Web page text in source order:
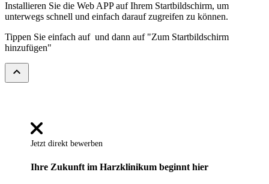
Installieren Sie die Web APP auf Ihrem Startbildschirm, um
unterwegs schnell und einfach darauf zugreifen zu können.
Tippen Sie einfach auf und dann auf "Zum Startbildschirm
hinzufügen"
expand_less
Jetzt direkt bewerben
Ihre Zukunft im Harzklinikum beginnt hier